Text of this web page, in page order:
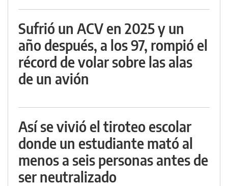
Sufrió un ACV en 2025 y un
año después, a los 97, rompió el
récord de volar sobre las alas
de un avión
Así se vivió el tiroteo escolar
donde un estudiante mató al
menos a seis personas antes de
ser neutralizado